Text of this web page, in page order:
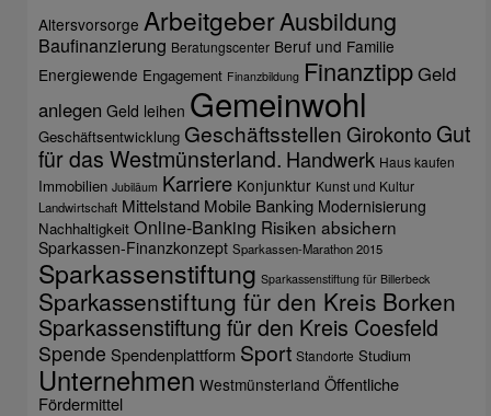
Altersvorsorge ArbeitgeberAusbildung
Baufinanzierung Beratungscenter Beruf und Familie
Energiewende Engagement Finanzbildung FinanztippGeld
anlegen Geld leihen Gemeinwohl
Geschäftsentwicklung Geschäftsstellen Girokonto Gut
für das Westmünsterland. Handwerk Haus kaufen
Immobilien Jubiläum Karriere Konjunktur Kunst und Kultur
Landwirtschaft Mittelstand Mobile Banking Modernisierung
Nachhaltigkeit Online-Banking Risiken absichern
Sparkassen-Finanzkonzept Sparkassen-Marathon 2015
Sparkassenstiftung Sparkassenstiftung für Billerbeck
Sparkassenstiftung für den Kreis Borken
Sparkassenstiftung für den Kreis Coesfeld
Spende Spendenplattform Sport Standorte Studium
Unternehmen Westmünsterland Öffentliche
Fördermittel